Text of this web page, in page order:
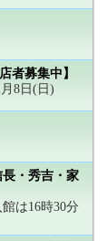
者募集中】
8日(日)
・秀吉・家
は16時30分